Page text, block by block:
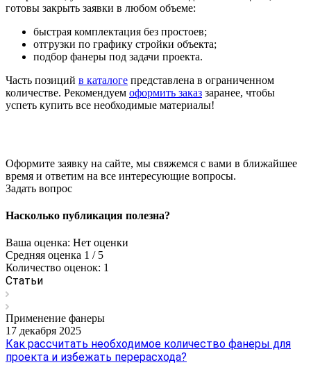
готовы закрыть заявки в любом объеме:
быстрая комплектация без простоев;
отгрузки по графику стройки объекта;
подбор фанеры под задачи проекта.
Часть позиций в каталоге представлена в ограниченном
количестве. Рекомендуем оформить заказ заранее, чтобы
успеть купить все необходимые материалы!
Оформите заявку на сайте, мы свяжемся с вами в ближайшее
время и ответим на все интересующие вопросы.
Задать вопрос
Насколько публикация полезна?
Ваша оценка: Нет оценки
Средняя оценка 1 / 5
Количество оценок: 1
Статьи
Применение фанеры
17 декабря 2025
Как рассчитать необходимое количество фанеры для
проекта и избежать перерасхода?